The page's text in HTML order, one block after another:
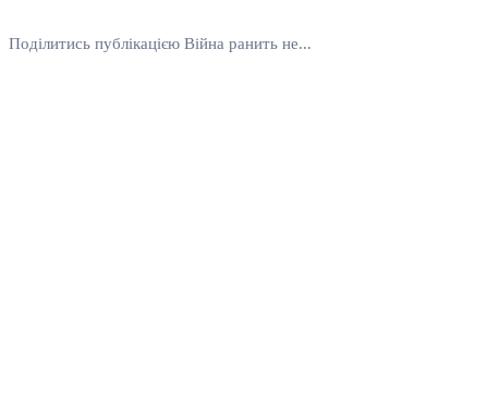
Поділитись публікацією Війна ранить не...